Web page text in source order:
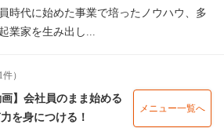
時代に始めた事業で培ったノウハウ、多
業家を生み出し...
）
画】会社員のまま始める
を身につける！
メニュー一覧へ